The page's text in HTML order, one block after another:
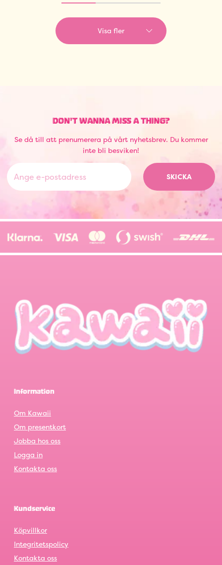
Visa fler
DON'T WANNA MISS A THING?
Se då till att prenumerera på vårt nyhetsbrev. Du kommer
inte bli besviken!
SKICKA
Information
Om Kawaii
Om presentkort
Jobba hos oss
Logga in
Kontakta oss
Kundservice
Köpvillkor
Integritetspolicy
Kontakta oss